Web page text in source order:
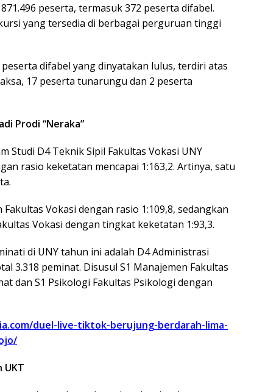
peserta, termasuk 372 peserta difabel.
yang tersedia di berbagai perguruan tinggi
difabel yang dinyatakan lulus, terdiri atas
17 peserta tunarungu dan 2 peserta
Prodi “Neraka”
Studi D4 Teknik Sipil Fakultas Vokasi UNY
rasio keketatan mencapai 1:163,2. Artinya, satu
Vokasi dengan rasio 1:109,8, sedangkan
Vokasi dengan tingkat keketatan 1:93,3.
di UNY tahun ini adalah D4 Administrasi
3.318 peminat. Disusul S1 Manajemen Fakultas
dan S1 Psikologi Fakultas Psikologi dengan
duel-live-tiktok-berujung-berdarah-lima-
UKT